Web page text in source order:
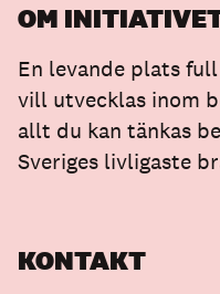
OM
En levande plats
vill utvecklas inom
allt du kan tänkas
Sveriges livligaste
KONTAKT